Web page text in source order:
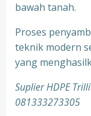
bawah tanah.
Proses
teknik modern
yang
Suplier HDPE
081333273305